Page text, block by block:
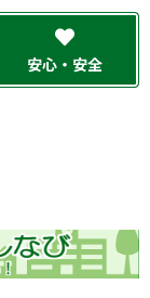
安心・安全